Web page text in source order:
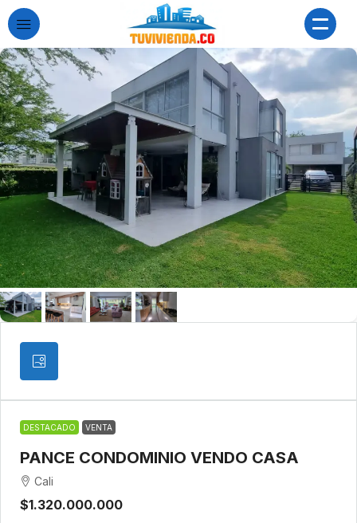
DESTACADO VENTA
PANCE CONDOMINIO VENDO CASA
Cali
$1.320.000.000